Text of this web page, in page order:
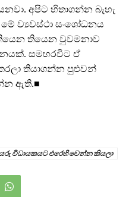
අපිට හිතාගන්න බැහැ
ව්‍යවස්ථා සංශෝධනය
තියෙන වුවමනාව
සමහරවිට ඒ
තියාගන්න පුළුවන්
ඇති.■
විධායකයට එරෙහි වෙන්න කියලා